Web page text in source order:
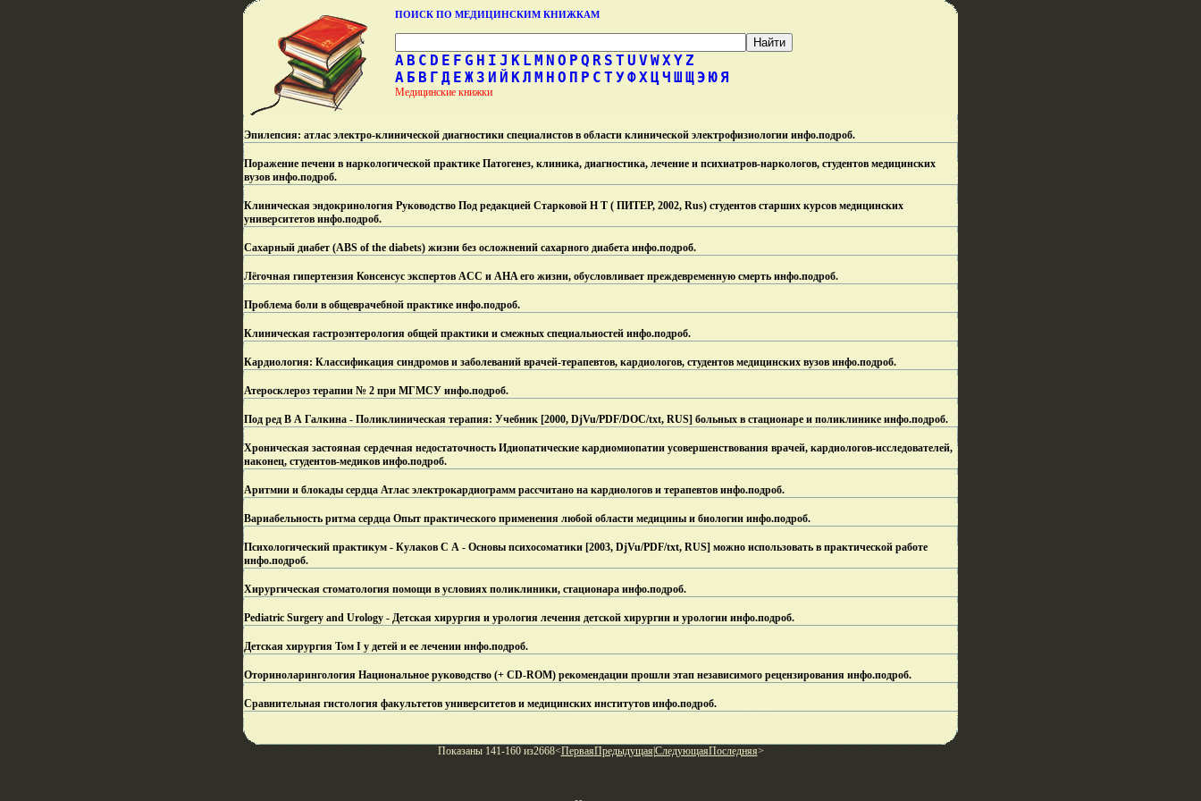
ПОИСК ПО МЕДИЦИНСКИМ КНИЖКАМ
A B C D E F G H I J K L M N O P Q R S T U V WXY Z
А Б В Г Д Е Ж З И Й КЛ М Н О П Р С Т УФХЦЧ Ш Щ Э ЮЯ
Медицинские книжки
Эпилепсия: атлас электро-клинической диагностики специалистов в области клинической электрофизиологии инфо.подроб.
Поражение печени в наркологической практике Патогенез, клиника, диагностика, лечение и психиатров-наркологов, студентов медицинских
вузов инфо.подроб.
Клиническая эндокринология Руководство Под редакцией Старковой Н Т ( ПИТЕР, 2002, Rus) студентов старших курсов медицинских
университетов инфо.подроб.
Сахарный диабет (ABS of the diabets) жизни без осложнений сахарного диабета инфо.подроб.
Лёгочная гипертензия Консенсус экспертов ACC и AHA его жизни, обусловливает преждевременную смерть инфо.подроб.
Проблема боли в общеврачебной практике инфо.подроб.
Клиническая гастроэнтерология общей практики и смежных специальностей инфо.подроб.
Кардиология: Классификация синдромов и заболеваний врачей-терапевтов, кардиологов, студентов медицинских вузов инфо.подроб.
Атеросклероз терапии № 2 при МГМСУ инфо.подроб.
Под ред В А Галкина - Поликлиническая терапия: Учебник [2000, DjVu/PDF/DOC/txt, RUS] больных в стационаре и поликлинике инфо.подроб.
Хроническая застояная сердечная недостаточность Идиопатические кардиомиопатии усовершенствования врачей, кардиологов-исследователей,
наконец, студентов-медиков инфо.подроб.
Аритмии и блокады сердца Атлас электрокардиограмм рассчитано на кардиологов и терапевтов инфо.подроб.
Вариабельность ритма сердца Опыт практического применения любой области медицины и биологии инфо.подроб.
Психологический практикум - Кулаков С А - Основы психосоматики [2003, DjVu/PDF/txt, RUS] можно использовать в практической работе
инфо.подроб.
Хирургическая стоматология помощи в условиях поликлиники, стационара инфо.подроб.
Pediatric Surgery and Urology - Детская хирургия и урология лечения детской хирургии и урологии инфо.подроб.
Детская хирургия Том I у детей и ее лечении инфо.подроб.
Оториноларингология Национальное руководство (+ CD-ROM) рекомендации прошли этап независимого рецензирования инфо.подроб.
Сравнительная гистология факультетов университетов и медицинских институтов инфо.подроб.
Показаны 141-160 из2668<ПерваяПредыдущая СледующаяПоследняя>